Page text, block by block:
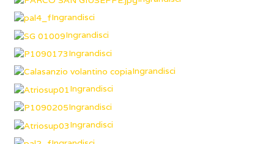
Ingrandisci
Ingrandisci
Ingrandisci
Ingrandisci
Ingrandisci
Ingrandisci
Ingrandisci